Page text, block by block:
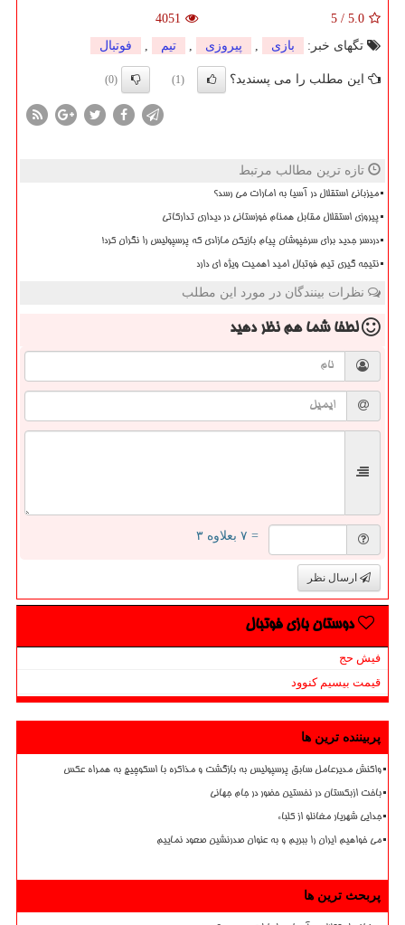
5.0
/
5
4051
تگهای خبر:
بازی , پیروزی , تیم , فوتبال
این مطلب را می پسندید؟ (1)
(0)
تازه ترین مطالب مرتبط
میزبانی استقلال در آسیا به امارات می رسد؟
پیروزی استقلال مقابل همنام خوزستانی در دیداری تدارکاتی
دردسر جدید برای سرخپوشان پیام بازیکن مازادی که پرسپولیس را نگران کرد!
نتیجه گیری تیم فوتبال امید اهمیت ویژه ای دارد
نظرات بینندگان در مورد این مطلب
لطفا شما همنظر دهید
= ۷ بعلاوه ۳
ارسال نظر
دوستان بازی فوتبال
فیش حج
قیمت بیسیم کنوود
پربیننده ترین ها
واکنش مدیرعامل سابق پرسپولیس به بازگشت و مذاکره با اسکوچیچ به همراه عکس
باخت ازبکستان در نخستین حضور در جام جهانی
جدایی شهریار مغانلو از کلباء
می خواهیم ایران را ببریم و به عنوان صدرنشین صعود نماییم
پربحث ترین ها